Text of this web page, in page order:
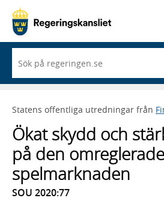
du
börjar
skriva
framträder
lista
med
sökförslag
Statens offentliga utredningar från
Ökat skydd och
på den omreglerade
spelmarknaden
SOU 2020:77